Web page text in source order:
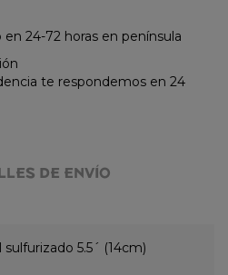
24-72 horas en península
te respondemos en 24
DE ENVÍO
5.5´ (14cm)